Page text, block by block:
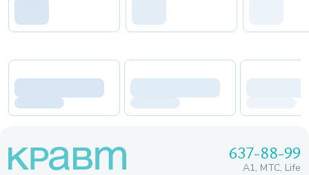
637-88-99
A1, МТС, Life